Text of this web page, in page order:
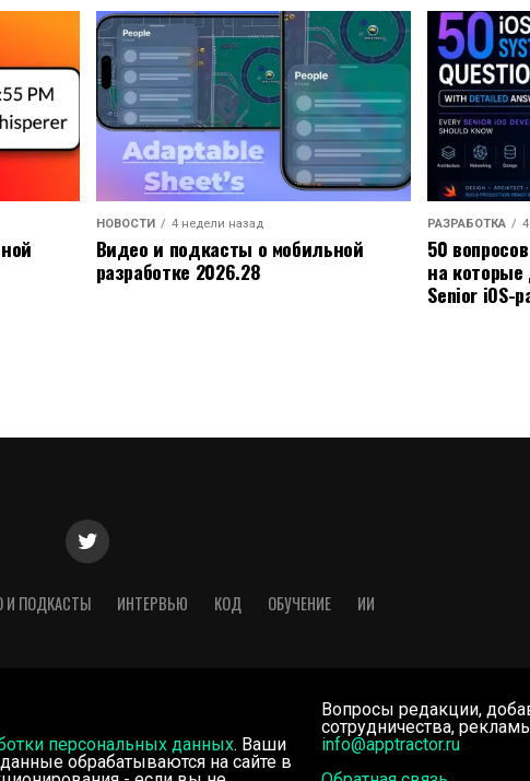
НОВОСТИ 4 недели назад
Видео и подкасты о мобильной
разработке 2026.28
РАЗРАБОТКА
50
на
Senior iOS-
И ПОДКАСТЫ ИНТЕРВЬЮ КОД ОБУЧЕНИЕ ИИ
персональных данных. Ваши
обрабатываются на сайте в
Вопросы редакции,
сотрудничества,
info@apptractor.ru